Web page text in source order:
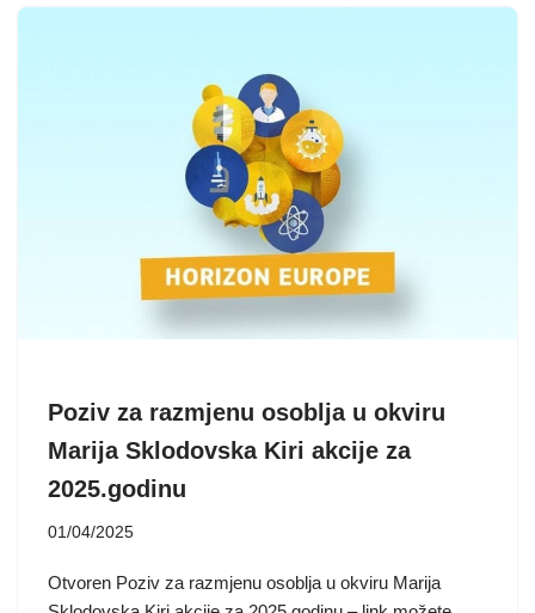
Poziv za razmjenu osoblja u okviru
Marija Sklodovska Kiri akcije za
2025.godinu
01/04/2025
Otvoren Poziv za razmjenu osoblja u okviru Marija